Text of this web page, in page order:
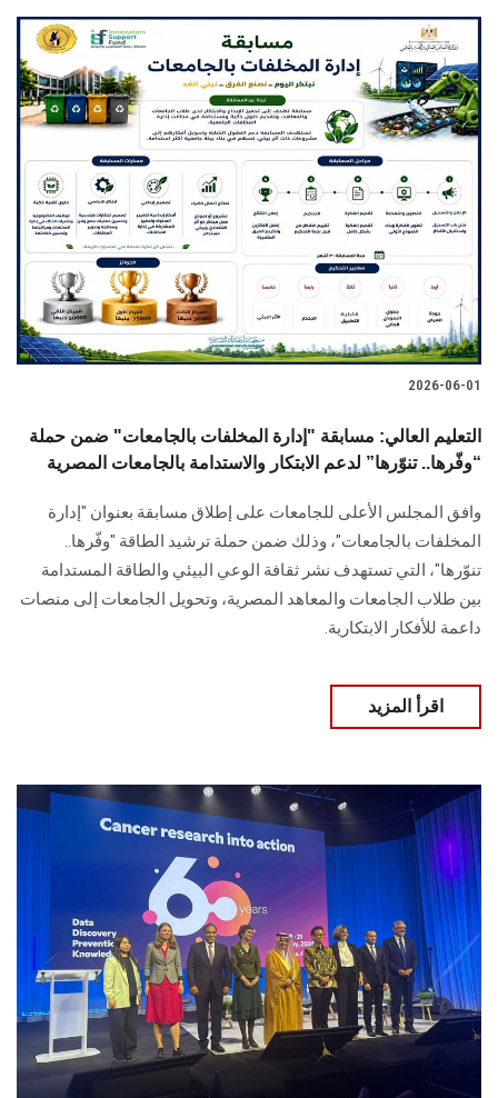
الأنظمة الذكية
الإعلام
الطلاب
هيئة التدريس
الدراسات العليا
الموظفون
الزائـرون
سجل الان
2026-06-01
التعليم العالي: مسابقة "إدارة المخلفات بالجامعات" ضمن حملة
“وفّرها.. تنوّرها” لدعم الابتكار والاستدامة بالجامعات المصرية
وافق المجلس الأعلى للجامعات على إطلاق مسابقة بعنوان "إدارة
المخلفات بالجامعات"، وذلك ضمن حملة ترشيد الطاقة "وفّرها..
تنوّرها"، التي تستهدف نشر ثقافة الوعي البيئي والطاقة المستدامة
بين طلاب الجامعات والمعاهد المصرية، وتحويل الجامعات إلى منصات
داعمة للأفكار الابتكارية.
اقرأ المزيد